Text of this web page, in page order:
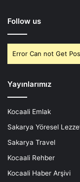
Follow us
Error Can not Get
Yayınlarımız
Kocaali Emlak
Sakarya Yöresel
Sakarya Travel
Kocaali Rehber
Kocaali Haber Arşivi